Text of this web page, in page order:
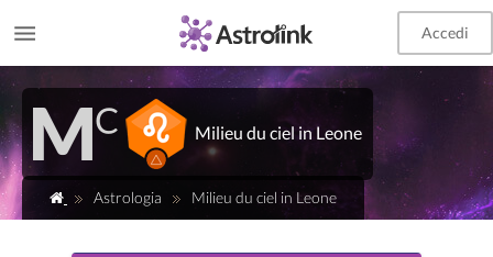
Accedi
Milieu du ciel in Leone
Astrologia Milieu du ciel in Leone